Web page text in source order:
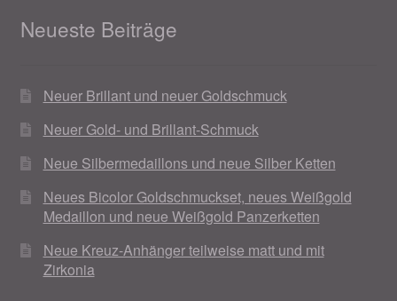
Ostergeschenke finden für Ostern 2021
Shop
Startseite
Startseite
Neueste Beiträge
Neuer Brillant und neuer Goldschmuck
Neuer Gold- und Brillant-Schmuck
Neue Silbermedaillons und neue Silber Ketten
Neues Bicolor Goldschmuckset, neues Weißgold
Medaillon und neue Weißgold Panzerketten
Neue Kreuz-Anhänger teilweise matt und mit
Zirkonia